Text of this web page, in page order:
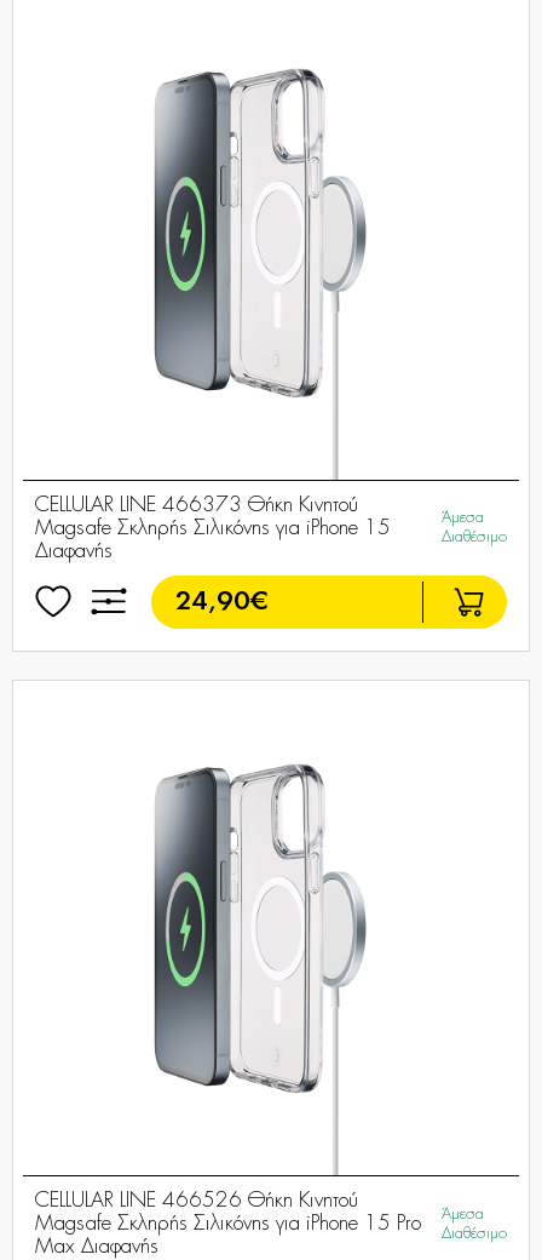
CELLULAR LINE 466373 Θήκη Κινητού
Magsafe Σκληρής Σιλικόνης για iPhone 15
Διαφανής
Άμεσα
Διαθέσιμο
24,90€
CELLULAR LINE 466526 Θήκη Κινητού
Magsafe Σκληρής Σιλικόνης για iPhone 15 Pro
Max Διαφανής
Άμεσα
Διαθέσιμο